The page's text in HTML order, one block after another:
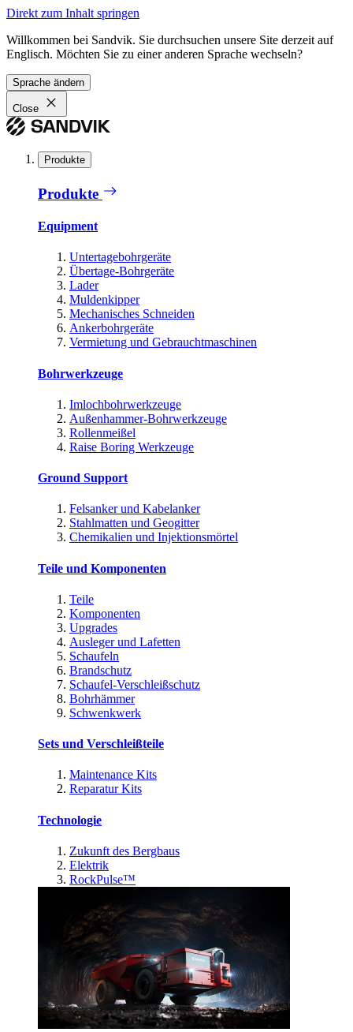
Direkt zum Inhalt springen
Willkommen bei Sandvik. Sie durchsuchen unsere Site derzeit auf
Englisch. Möchten Sie zu einer anderen Sprache wechseln?
Sprache ändern
Close
Produkte
Produkte
Equipment
Untertagebohrgeräte
Übertage-Bohrgeräte
Lader
Muldenkipper
Mechanisches Schneiden
Ankerbohrgeräte
Vermietung und Gebrauchtmaschinen
Bohrwerkzeuge
Imlochbohrwerkzeuge
Außenhammer-Bohrwerkzeuge
Rollenmeißel
Raise Boring Werkzeuge
Ground Support
Felsanker und Kabelanker
Stahlmatten und Geogitter
Chemikalien und Injektionsmörtel
Teile und Komponenten
Teile
Komponenten
Upgrades
Ausleger und Lafetten
Schaufeln
Brandschutz
Schaufel-Verschleißschutz
Bohrhämmer
Schwenkwerk
Sets und Verschleißteile
Maintenance Kits
Reparatur Kits
Technologie
Zukunft des Bergbaus
Elektrik
RockPulse™